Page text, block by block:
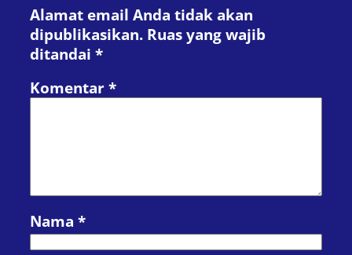
Alamat email Anda tidak akan
dipublikasikan. Ruas yang wajib
ditandai *
Komentar *
Nama *